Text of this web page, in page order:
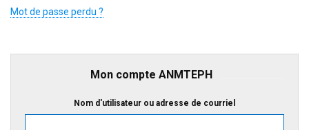
Mot de passe perdu ?
Mon compte ANMTEPH
Nom d'utilisateur ou adresse de courriel